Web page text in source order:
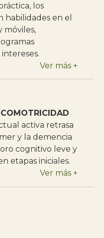
los
habilidades en el
móviles,
Ver más +
activa retrasa
y la demencia
cognitivo leve y
etapas iniciales.
Ver más +